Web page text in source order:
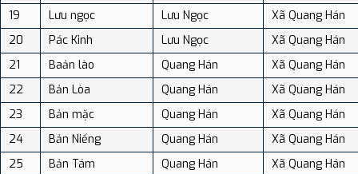
19
Lưu ngọc Lưu Ngọc
Xã Quang Hán
20
Pác Kinh Lưu Ngọc
Xã Quang Hán
21
Baản lào Quang Hán
Xã Quang Hán
22
Bản Lòa Quang Hán
Xã Quang Hán
23
Bản mặc Quang Hán
Xã Quang Hán
24
Bản Niếng Quang Hán
Xã Quang Hán
25
Bản Tám Quang Hán
Xã Quang Hán